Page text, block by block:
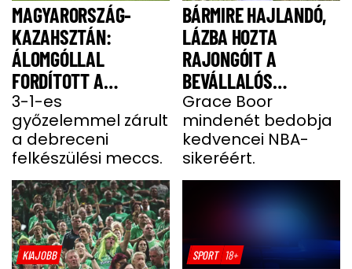
MAGYARORSZÁG-
KAZAHSZTÁN:
ÁLOMGÓLLAL
FORDÍTOTT A
VÁLOGATOTT - VIDEÓ
3-1-es
győzelemmel zárult
a debreceni
felkészülési meccs.
BÁRMIRE HAJLANDÓ,
LÁZBA HOZTA
RAJONGÓIT A
BEVÁLLALÓS
KEBELCSODA
Grace Boor
mindenét bedobja
kedvencei NBA-
sikeréért.
KIAJOBB SPORT 18+